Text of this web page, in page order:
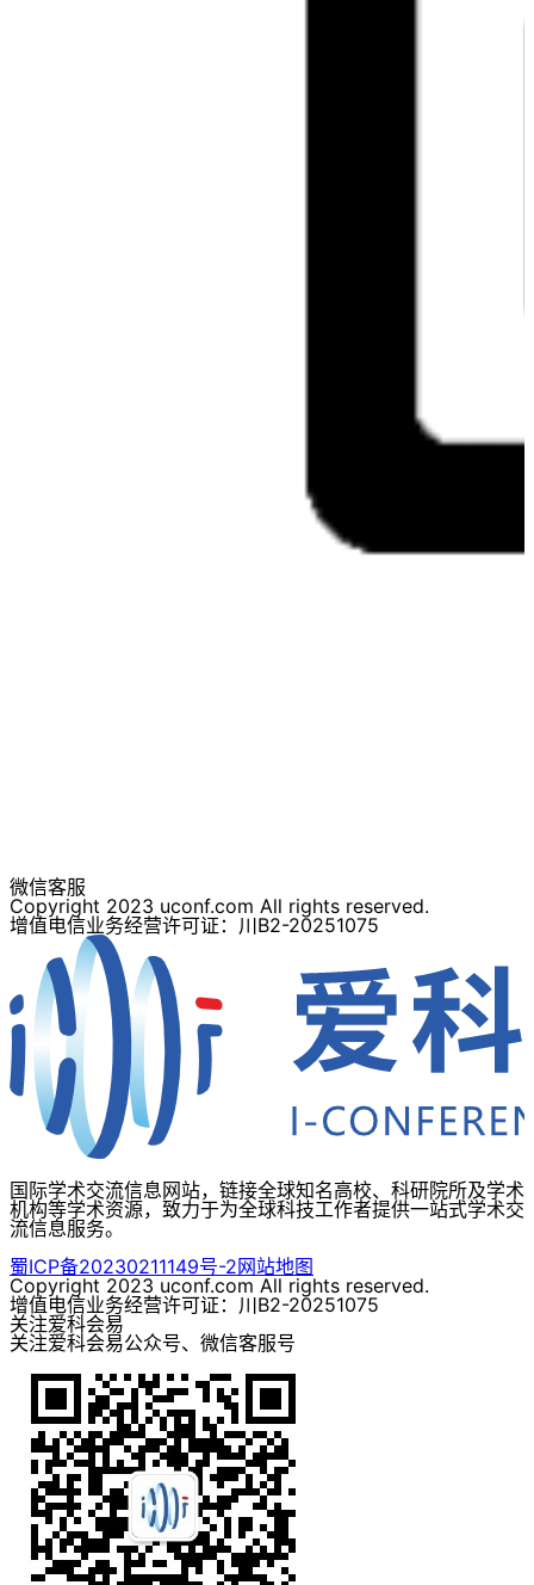
微信客服
Copyright 2023 uconf.com All rights reserved.
增值电信业务经营许可证：川B2-20251075
国际学术交流信息网站，链接全球知名高校、科研院所及学术
机构等学术资源，致力于为全球科技工作者提供一站式学术交
流信息服务。
蜀ICP备20230211149号-2网站地图
Copyright 2023 uconf.com All rights reserved.
增值电信业务经营许可证：川B2-20251075
关注爱科会易
关注爱科会易公众号、微信客服号